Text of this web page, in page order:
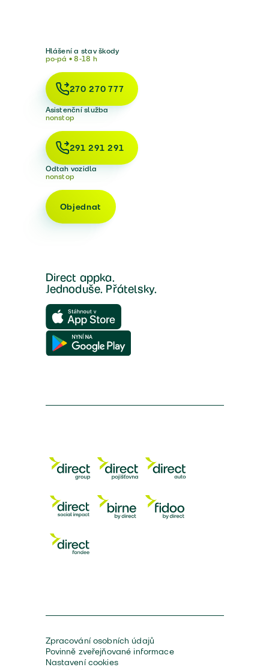
Hlášení a stav škody
po-pá • 8-18 h
270 270 777
Asistenční služba
nonstop
291 291 291
Odtah vozidla
nonstop
Objednat
Direct appka.
Jednoduše. Přátelsky.
Zpracování osobních údajů
Povinně zveřejňované informace
Nastavení cookies